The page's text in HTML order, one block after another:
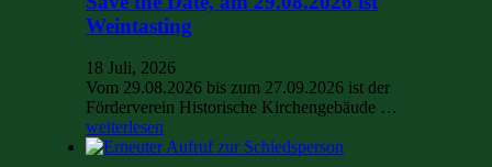
Weintasting
18 Juli, 2026
Vom 29.08.2026 bis zum 27.09.2026 ist der
Förderverein Historische Kirchengebäude …
weiterlesen